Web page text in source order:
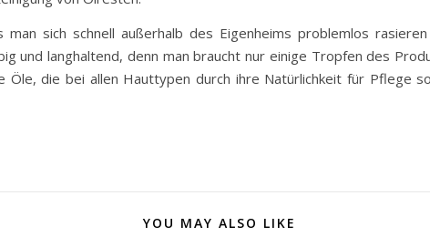
sich schnell außerhalb des Eigenheims problemlos
und langhaltend, denn man braucht nur einige Tropfen des
Öle, die bei allen Hauttypen durch ihre Natürlichkeit für Pflege
YOU MAY ALSO LIKE